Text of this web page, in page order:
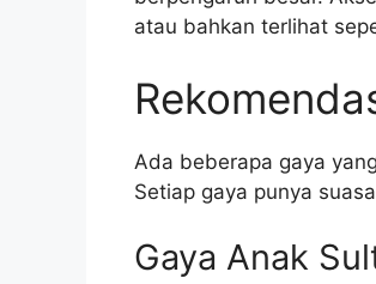
atau bahkan terlihat
Ada beberapa gaya
Setiap gaya punya
Gaya Anak